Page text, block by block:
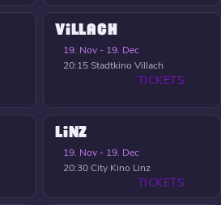
VILLACH
19. Nov - 19. Dec
20:15Stadtkino Villach
TICKETS
LINZ
19. Nov - 19. Dec
20:30City Kino Linz
TICKETS